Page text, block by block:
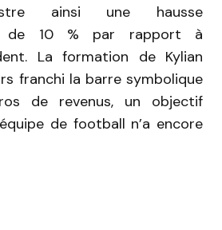
ainsi une hausse
de 10 % par rapport à
La formation de Kylian
franchi la barre symbolique
de revenus, un objectif
de football n’a encore